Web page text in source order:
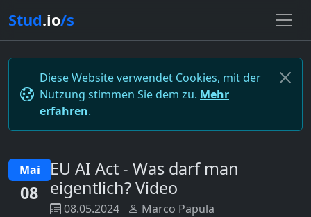
Stud.io/s
Diese Website verwendet Cookies, mit der
Nutzung stimmen Sie dem zu. Mehr
erfahren.
Mai
08
EU AI Act - Was darf man
eigentlich? Video
08.05.2024 Marco Papula